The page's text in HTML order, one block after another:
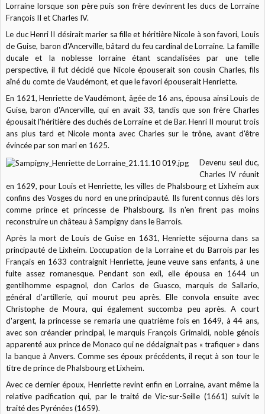
Lorraine lorsque son père puis son frère devinrent les ducs de Lorraine
François II et Charles IV.
Le duc Henri II désirait marier sa fille et héritière Nicole à son favori, Louis
de Guise, baron d'Ancerville, bâtard du feu cardinal de Lorraine. La famille
ducale et la noblesse lorraine étant scandalisées par une telle
perspective, il fut décidé que Nicole épouserait son cousin Charles, fils
aîné du comte de Vaudémont, et que le favori épouserait Henriette.
En 1621, Henriette de Vaudémont, âgée de 16 ans, épousa ainsi Louis de
Guise, baron d'Ancerville, qui en avait 33, tandis que son frère Charles
épousait l'héritière des duchés de Lorraine et de Bar. Henri II mourut trois
ans plus tard et Nicole monta avec Charles sur le trône, avant d'être
évincée par son mari en 1625.
Devenu seul duc,
Charles IV réunit
en 1629, pour Louis et Henriette, les villes de Phalsbourg et Lixheim aux
confins des Vosges du nord en une principauté. Ils furent connus dès lors
comme prince et princesse de Phalsbourg. Ils n'en firent pas moins
reconstruire un château à Sampigny dans le Barrois.
Après la mort de Louis de Guise en 1631, Henriette séjourna dans sa
principauté de Lixheim. L'occupation de la Lorraine et du Barrois par les
Français en 1633 contraignit Henriette, jeune veuve sans enfants, à une
fuite assez romanesque. Pendant son exil, elle épousa en 1644 un
gentilhomme espagnol, don Carlos de Guasco, marquis de Sallario,
général d’artillerie, qui mourut peu après. Elle convola ensuite avec
Christophe de Moura, qui également succomba peu après. A court
d'argent, la princesse se remaria une quatrième fois en 1649, à 44 ans,
avec son créancier principal, le marquis François Grimaldi, noble génois
apparenté aux prince de Monaco qui ne dédaignait pas « trafiquer » dans
la banque à Anvers. Comme ses époux précédents, il reçut à son tour le
titre de prince de Phalsbourg et Lixheim.
Avec ce dernier époux, Henriette revint enfin en Lorraine, avant même la
relative pacification qui, par le traité de Vic-sur-Seille (1661) suivit le
traité des Pyrénées (1659).